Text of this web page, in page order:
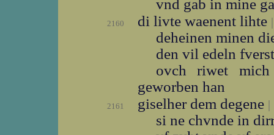
vnd gab in mine
2160 di livte waenent lihte |
deheinen minen
den vil edeln
ovch riwet
geworben han
2161 giselher dem degene |
si ne chvnde in